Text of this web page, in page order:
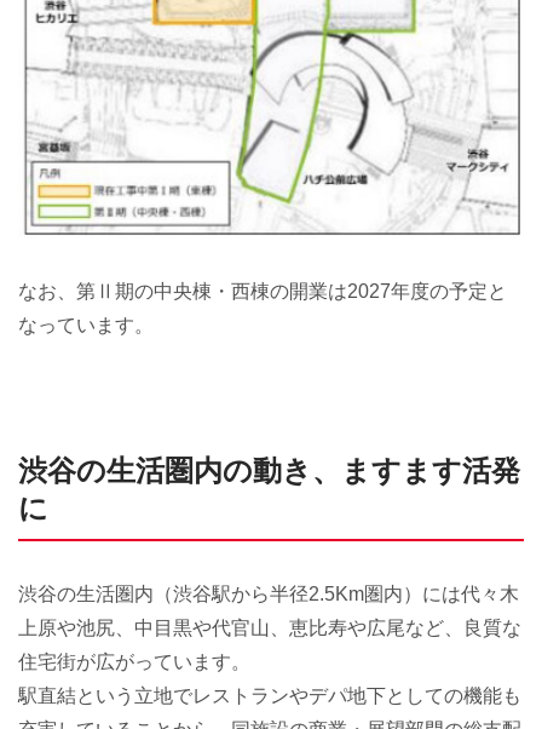
なお、第Ⅱ期の中央棟・西棟の開業は2027年度の予定と
なっています。
渋谷の生活圏内の動き、ますます活発
に
渋谷の生活圏内（渋谷駅から半径2.5Km圏内）には代々木
上原や池尻、中目黒や代官山、恵比寿や広尾など、良質な
住宅街が広がっています。
駅直結という立地でレストランやデパ地下としての機能も